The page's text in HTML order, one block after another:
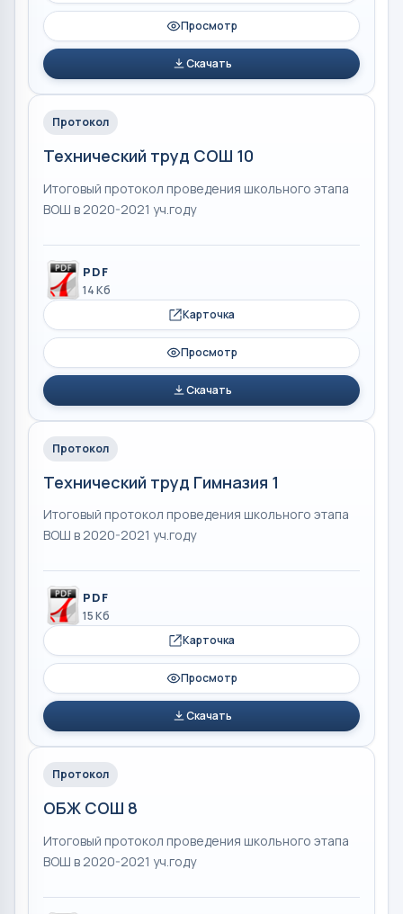
Просмотр
Скачать
Протокол
Технический труд СОШ 10
Итоговый протокол проведения школьного этапа
ВОШ в 2020-2021 уч.году
PDF
14 Кб
Карточка
Просмотр
Скачать
Протокол
Технический труд Гимназия 1
Итоговый протокол проведения школьного этапа
ВОШ в 2020-2021 уч.году
PDF
15 Кб
Карточка
Просмотр
Скачать
Протокол
ОБЖ СОШ 8
Итоговый протокол проведения школьного этапа
ВОШ в 2020-2021 уч.году